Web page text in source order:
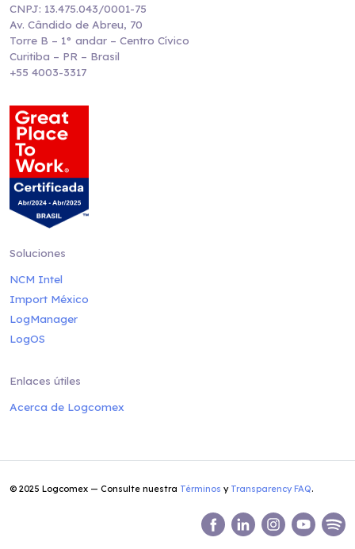
CNPJ: 13.475.043/0001-75
Av. Cândido de Abreu, 70
Torre B – 1° andar – Centro Cívico
Curitiba – PR – Brasil
+55 4003-3317
Soluciones
NCM Intel
Import México
LogManager
LogOS
Enlaces útiles
Acerca de Logcomex
© 2025 Logcomex — Consulte nuestra Términos y Transparency FAQ.